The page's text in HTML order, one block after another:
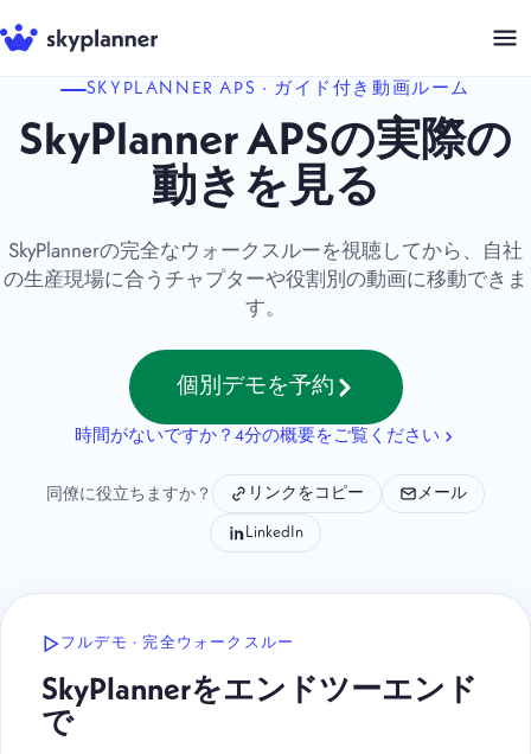
コ
ン
ン
ツ
キ
SKYPLANNER APS · ガイド付き動画ルーム
SkyPlanner APSの実際の
動きを見る
SkyPlannerの完全なウォークスルーを視聴してから、自社
の生産現場に合うチャプターや役割別の動画に移動できま
す。
個別デモを予約
時間がないですか？4分の概要をご覧ください
同僚に役立ちますか？ リンクをコピー メール
LinkedIn
フルデモ · 完全ウォークスルー
SkyPlannerをエンドツーエンド
で